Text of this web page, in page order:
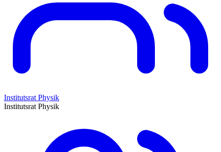
Institutsrat Physik
Institutsrat Physik